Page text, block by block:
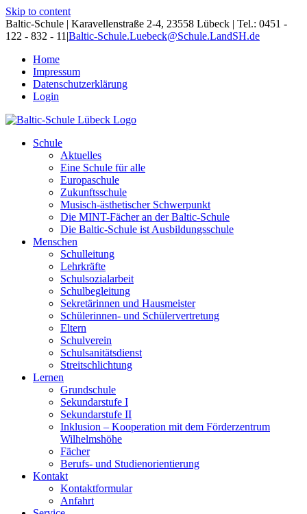
Skip to content
Baltic-Schule | Karavellenstraße 2-4, 23558 Lübeck | Tel.: 0451 -
122 - 832 - 11 |Baltic-Schule.Luebeck@Schule.LandSH.de
Home
Impressum
Datenschutzerklärung
Login
Schule
Aktuelles
Eine Schule für alle
Europaschule
Zukunftsschule
Musisch-ästhetischer Schwerpunkt
Die MINT-Fächer an der Baltic-Schule
Die Baltic-Schule ist Ausbildungsschule
Menschen
Schulleitung
Lehrkräfte
Schulsozialarbeit
Schulbegleitung
Sekretärinnen und Hausmeister
Schülerinnen- und Schülervertretung
Eltern
Schulverein
Schulsanitätsdienst
Streitschlichtung
Lernen
Grundschule
Sekundarstufe I
Sekundarstufe II
Inklusion – Kooperation mit dem Förderzentrum
Wilhelmshöhe
Fächer
Berufs- und Studienorientierung
Kontakt
Kontaktformular
Anfahrt